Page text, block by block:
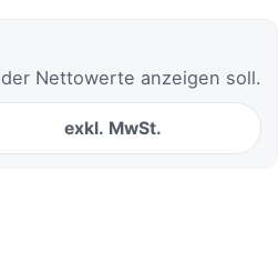
Nettowerte anzeigen soll.
exkl. MwSt.